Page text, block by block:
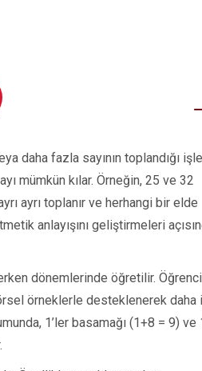
daha fazla sayının toplandığı
mümkün kılar. Örneğin, 25 ve 32
ayrı toplanır ve herhangi bir elde
anlayışını geliştirmeleri
dönemlerinde öğretilir.
örneklerle desteklenerek daha
1’ler basamağı (1+8 = 9) ve